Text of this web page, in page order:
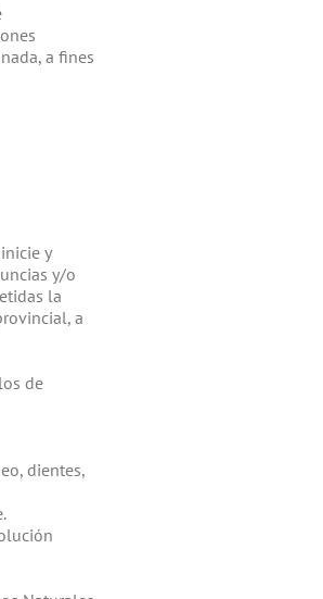
a fines
y
y/o
la
a
de
dientes,